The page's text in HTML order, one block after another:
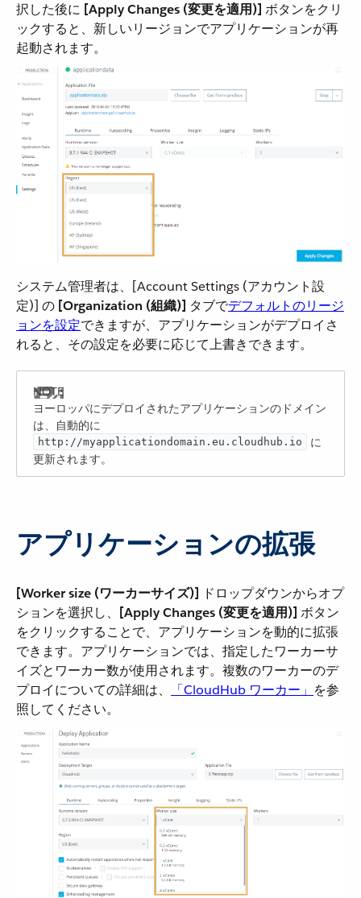
択した後に ​ [Apply Changes (変更を適用)] ​ ボタンをクリ
ックすると、新しいリージョンでアプリケーションが再
起動されます。
システム管理者は、[Account Settings (アカウント設
定)] の ​ [Organization (組織)] ​ タブで​デフォルトのリージ
ョンを設定​できますが、アプリケーションがデプロイさ
れると、その設定を必要に応じて上書きできます。
ヨーロッパにデプロイされたアプリケーションのドメイン
は、自動的に ​
http://myapplicationdomain.eu.cloudhub.io
​ に
更新されます。
アプリケーションの拡張
[Worker size (ワーカーサイズ)] ​ ドロップダウンからオプ
ションを選択し、​
[Apply Changes (変更を適用)] ​ ボタン
をクリックすることで、アプリケーションを動的に拡張
できます。アプリケーションでは、指定したワーカーサ
イズとワーカー数が使用されます。複数のワーカーのデ
プロイについての詳細は、​
「CloudHub ワーカー」 ​を参
照してください。